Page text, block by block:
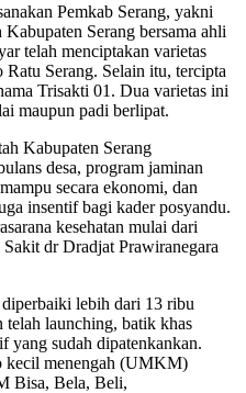
Pemkab Serang, yakni
Serang bersama ahli
telah menciptakan varietas
Serang. Selain itu, tercipta
Trisakti 01. Dua varietas ini
maupun padi berlipat.
Kabupaten Serang
desa, program jaminan
secara ekonomi, dan
insentif bagi kader posyandu.
kesehatan mulai dari
dr Dradjat Prawiranegara
lebih dari 13 ribu
launching, batik khas
yang sudah dipatenkankan.
kecil menengah (UMKM)
Bisa, Bela, Beli,